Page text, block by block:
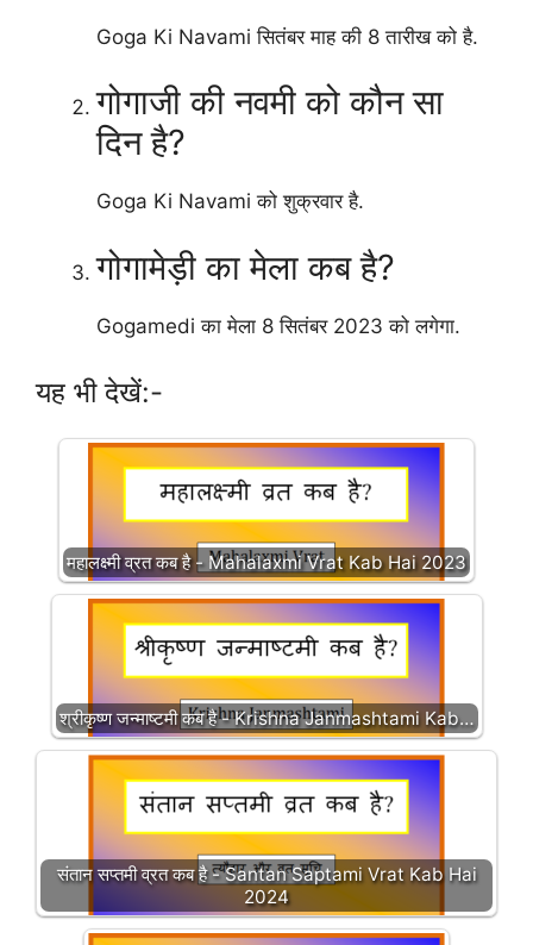
Goga Ki Navami सितंबर माह की 8 तारीख को है.
गोगाजी की नवमी को कौन सा
दिन है?
Goga Ki Navami को शुक्रवार है.
गोगामेड़ी का मेला कब है?
Gogamedi का मेला 8 सितंबर 2023 को लगेगा.
यह भी देखें:-
महालक्ष्मी व्रत कब है - Mahalaxmi Vrat Kab Hai 2023
श्रीकृष्ण जन्माष्टमी कब है - Krishna Janmashtami Kab…
संतान सप्तमी व्रत कब है - Santan Saptami Vrat Kab Hai
2024